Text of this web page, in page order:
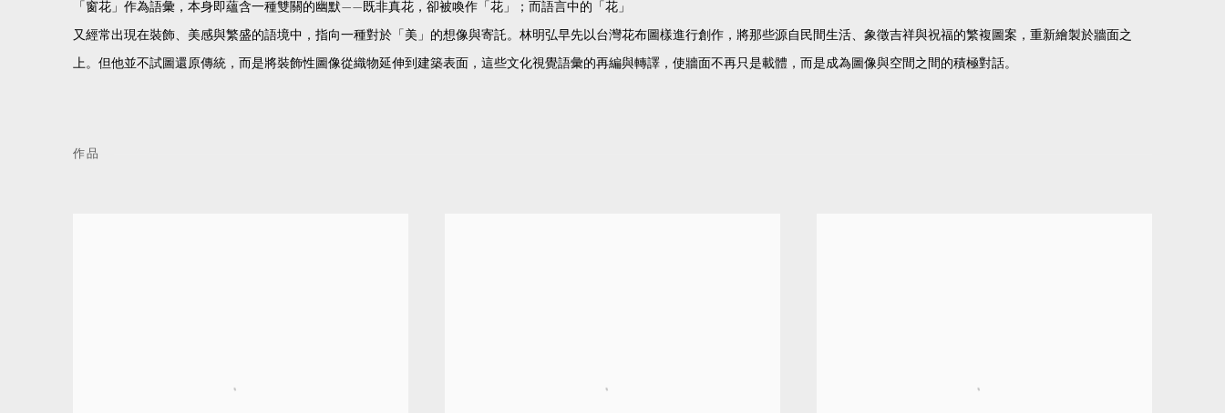
「窗花」作為語彙，本身即蘊含一種雙關的幽默——既非真花，卻被喚作「花」；而語言中的「花」
又經常出現在裝飾、美感與繁盛的語境中，指向一種對於「美」的想像與寄託。林明弘早先以台灣花布圖樣進行創作，將那些源自民間生活、象徵吉祥與祝福的繁複圖案，重新繪製於牆面之
上。但他並不試圖還原傳統，而是將裝飾性圖像從織物延伸到建築表面，這些文化視覺語彙的再編與轉譯，使牆面不再只是載體，而是成為圖像與空間之間的積極對話。
作品